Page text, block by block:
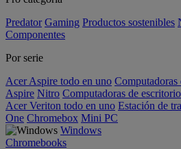
Predator Gaming Productos sostenibles
Componentes
Por serie
Acer Aspire todo en uno Computadoras
Aspire Nitro Computadoras de
Acer Veriton todo en uno Estación de
One Chromebox Mini PC
Windows
Chromebooks